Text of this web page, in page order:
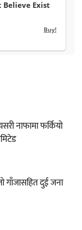
नाफामा फर्कियो
गाँजासहित दुई जना